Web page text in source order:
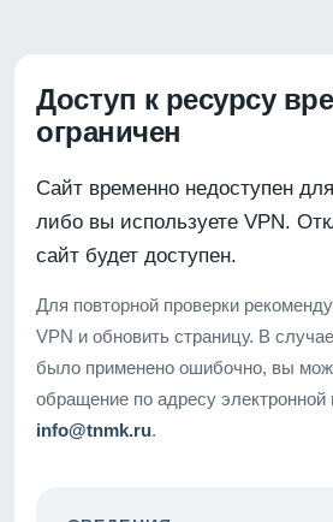
Доступ к ресурсу
ограничен
Сайт временно недоступен
либо вы используете VPN.
сайт будет доступен.
Для повторной проверки
VPN и обновить страницу. В
было применено ошибочно, вы
обращение по адресу электронной
info@tnmk.ru.